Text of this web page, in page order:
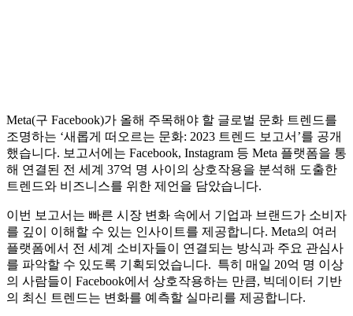
Meta(구 Facebook)가 올해 주목해야 할 글로벌 문화 트렌드를
조명하는 ‘새롭게 떠오르는 문화: 2023 트렌드 보고서’를 공개
했습니다. 보고서에는 Facebook, Instagram 등 Meta 플랫폼을 통
해 연결된 전 세계 37억 명 사이의 상호작용을 분석해 도출한
트렌드와 비즈니스를 위한 제언을 담았습니다.
이번 보고서는 빠른 시장 변화 속에서 기업과 브랜드가 소비자
를 깊이 이해할 수 있는 인사이트를 제공합니다. Meta의 여러
플랫폼에서 전 세계 소비자들이 연결되는 방식과 주요 관심사
를 파악할 수 있도록 기획되었습니다. 특히 매일 20억 명 이상
의 사람들이 Facebook에서 상호작용하는 만큼, 빅데이터 기반
의 최신 트렌드는 변화를 예측할 실마리를 제공합니다.